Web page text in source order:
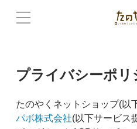
プライバシーポリ
たのやくネットショップ(以
パボ株式会社(以下サービス